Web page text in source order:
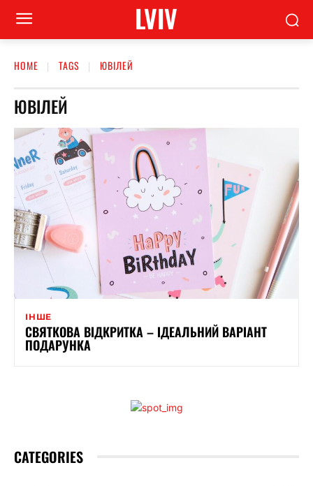
LVIV
HOME TAGS ЮВІЛЕЙ
ЮВІЛЕЙ
ІНШЕ
СВЯТКОВА ВІДКРИТКА – ІДЕАЛЬНИЙ ВАРІАНТ
ПОДАРУНКА
CATEGORIES